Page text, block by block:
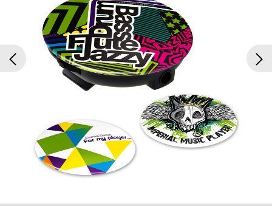
ΝΟΙΚΟΚΥΡΙΌ
ΥΓΕΊΑ ΚΑΙ ΟΜΟΡΦΙΆ
ΕΊΔΗ ΓΡΑΦΕΊΟΥ ΚΑΙ ΚΑΛΏΔΙΑ